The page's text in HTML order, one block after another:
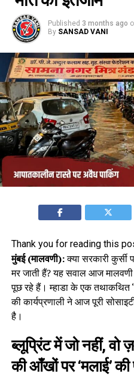
Published 3 months ago
By SANSAD VANI
Thank you for reading this
मुंबई (मालवणी):क्या सरकारी कुर्सी
मर जाती हैं? यह सवाल आज
पूछ रहे हैं। म्हाडा के एक तथाकथित
की कार्यप्रणाली ने आज पूरी
है।
ब्लूप्रिंट में जो नहीं, वो
की आँखों पर ‘मलाई’ की